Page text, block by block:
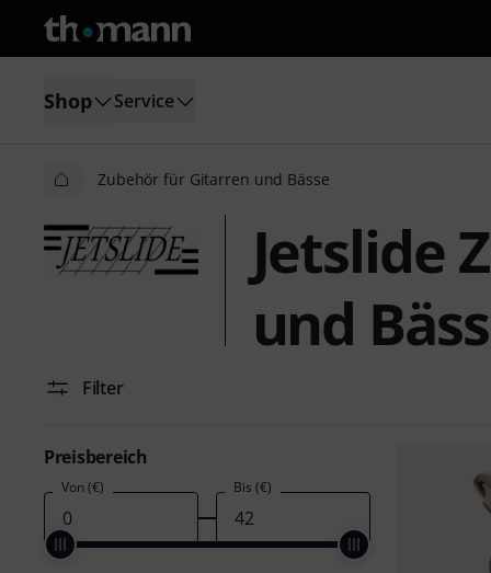
Shop Service
Zubehör für Gitarren und Bässe
Jetslide
und
Filter
Preisbereich
Von (€) Bis (€)